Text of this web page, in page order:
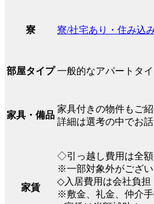
寮 寮/社宅あり・住み込
部屋タイプ 一般的なアパートタ
家具・備品
家具付きの物件もご
詳細は選考の中でお話
家賃
◇引っ越し費用は全額
※一部対象外がござい
◇入居費用は会社負担
※敷金、礼金、仲介